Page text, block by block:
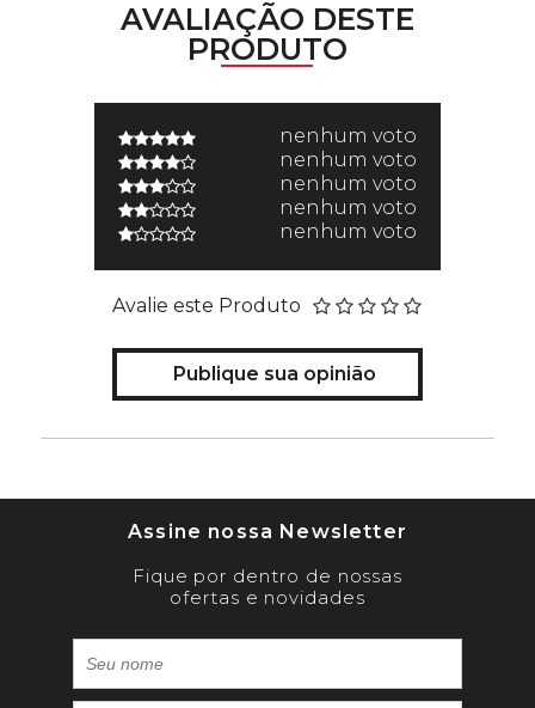
AVALIAÇÃO DESTE
PRODUTO
nenhum voto
nenhum voto
nenhum voto
nenhum voto
nenhum voto
Avalie este Produto
Publique sua opinião
Assine nossa Newsletter
Fique por dentro de nossas
ofertas e novidades